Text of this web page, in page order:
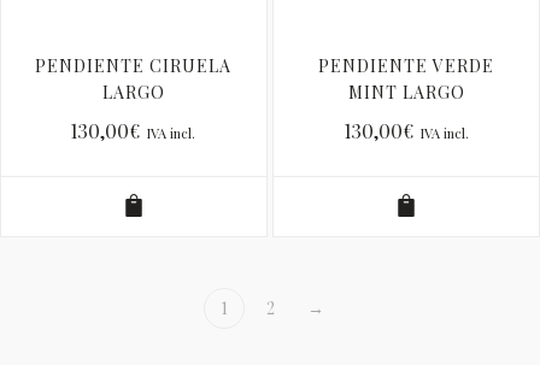
PENDIENTE CIRUELA
LARGO
130,00€ IVA incl.
PENDIENTE VERDE
MINT LARGO
130,00€ IVA incl.
1 2 →